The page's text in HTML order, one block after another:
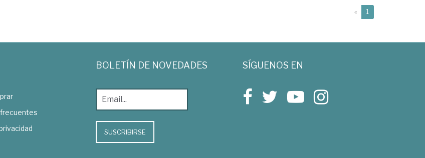
« 1
BOLETÍN DE NOVEDADES
SUSCRIBIRSE
SÍGUENOS EN